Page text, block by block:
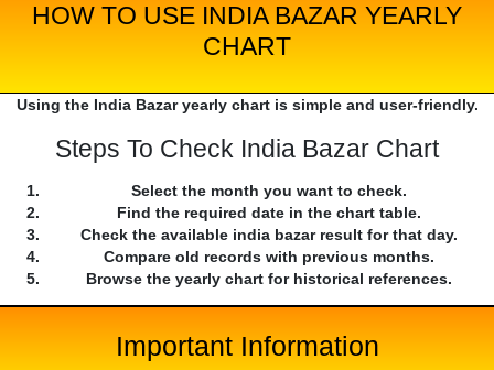
HOW TO USE INDIA BAZAR YEARLY
CHART
Using the India Bazar yearly chart is simple and user-friendly.
Steps To Check India Bazar Chart
Select the month you want to check.
Find the required date in the chart table.
Check the available india bazar result for that day.
Compare old records with previous months.
Browse the yearly chart for historical references.
Important Information